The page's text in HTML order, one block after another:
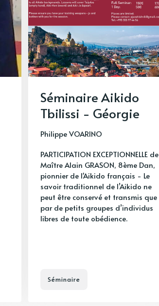
Séminaire Aikido
Tbilissi - Géorgie
Philippe VOARINO
PARTICIPATION EXCEPTIONNELLE de
Maître Alain GRASON, 8ème Dan,
pionnier de l'Aikido français - Le
savoir traditionnel de l’Aikido ne
peut être conservé et transmis que
par de petits groupes d’individus
libres de toute obédience.
Séminaire